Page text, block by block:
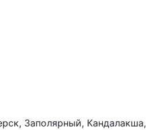
Заполярный, Кандалакша,